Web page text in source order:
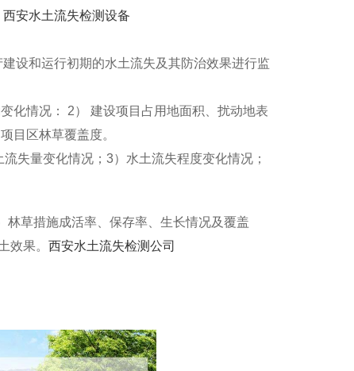
西安水土流失检测设备
设和运行初期的水土流失及其防治效果进行监
化情况： 2） 建设项目占用地面积、扰动地表
目区林草覆盖度。
失量变化情况；3）水土流失程度变化情况；
林草措施成活率、保存率、生长情况及覆盖
效果。 西安水土流失检测公司